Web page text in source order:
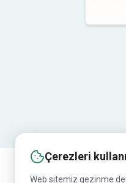
Çerezleri
Web sitemiz gezinme